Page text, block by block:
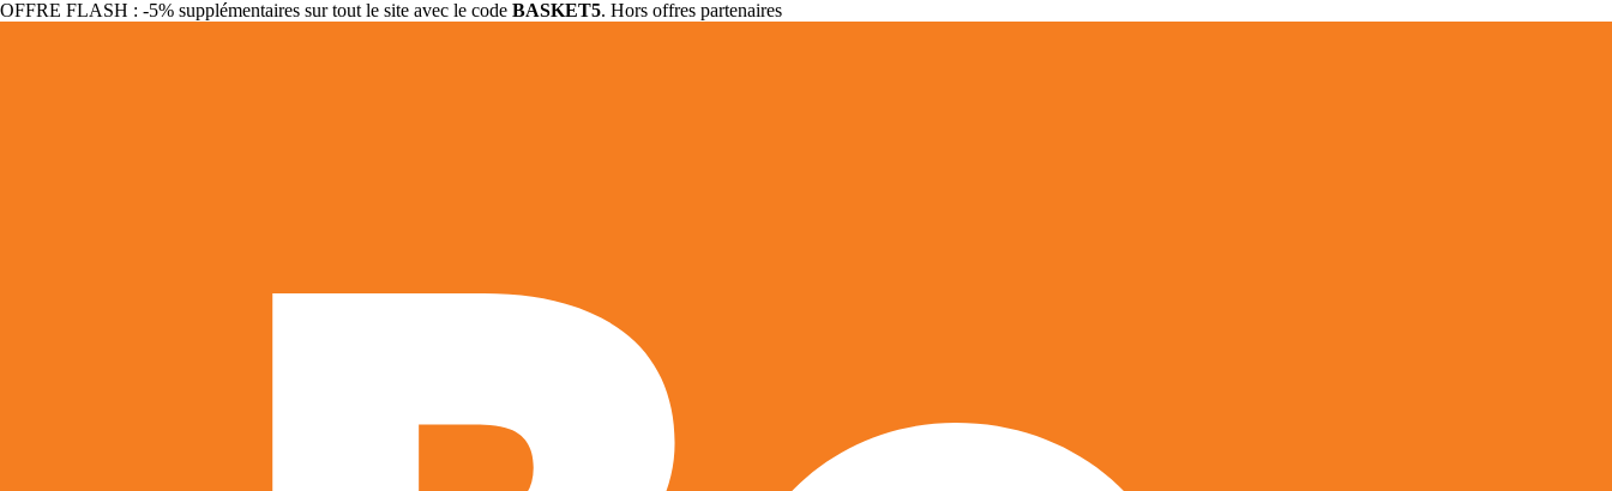
OFFRE FLASH : -5% supplémentaires sur tout le site avec le code BASKET5. Hors offres partenaires